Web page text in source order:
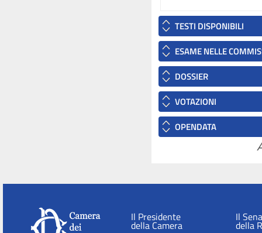
TESTI DISPONIBILI
ESAME NELLE
DOSSIER
VOTAZIONI
OPENDATA
Il Presidente
della Camera
Il
della